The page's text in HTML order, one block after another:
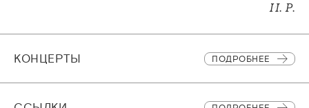
И. Р.
КОНЦЕРТЫ ПОДРОБНЕЕ